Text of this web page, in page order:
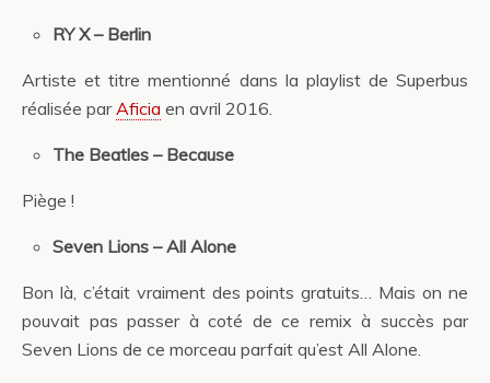
RY X – Berlin
Artiste et titre mentionné dans la playlist de Superbus
réalisée parAficia en avril 2016.
The Beatles – Because
Piège !
Seven Lions – All Alone
Bon là, c’était vraiment des points gratuits… Mais on ne
pouvait pas passer à coté de ce remix à succès par
Seven Lions de ce morceau parfait qu’est All Alone.